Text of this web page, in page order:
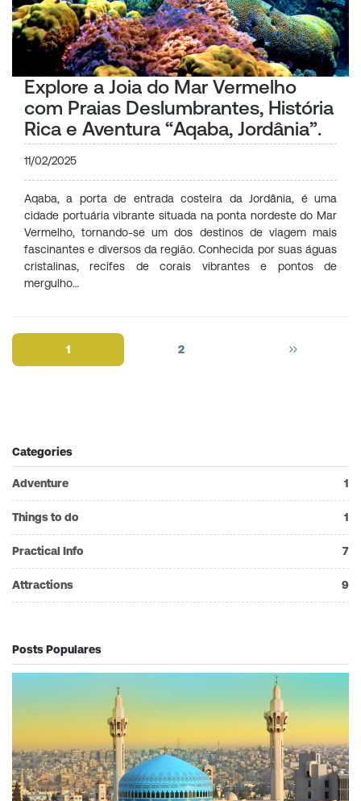
Explore a Joia do Mar Vermelho
com Praias Deslumbrantes, História
Rica e Aventura “Aqaba, Jordânia”.
11/02/2025
Aqaba, a porta de entrada costeira da Jordânia, é uma
cidade portuária vibrante situada na ponta nordeste do Mar
Vermelho, tornando-se um dos destinos de viagem mais
fascinantes e diversos da região. Conhecida por suas águas
cristalinas, recifes de corais vibrantes e pontos de
mergulho…
1 2
Categories
Adventure 1
Things to do 1
Practical Info 7
Attractions 9
Posts Populares